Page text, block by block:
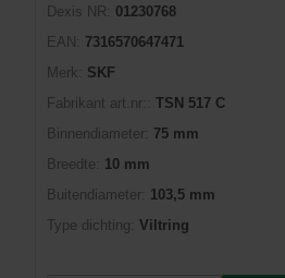
Dexis NR:
01230768
EAN:
7316570647471
Merk:
SKF
Fabrikant art.nr::
TSN 517 C
Binnendiameter: 75 mm
Breedte:
10 mm
Buitendiameter: 103,5 mm
Type dichting: Viltring